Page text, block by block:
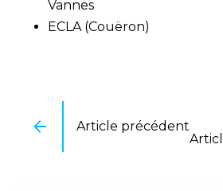
Vannes
ECLA (Couëron)
Article précédent